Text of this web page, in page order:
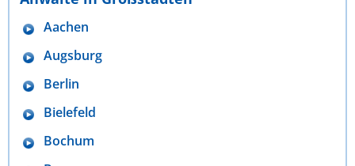
Aachen
Augsburg
Berlin
Bielefeld
Bochum